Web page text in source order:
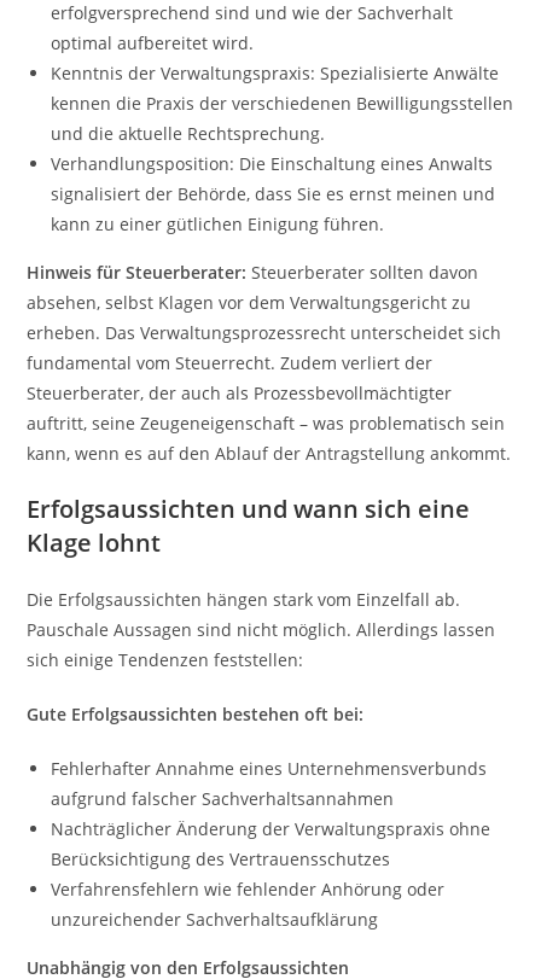
erfolgversprechend sind und wie der Sachverhalt
optimal aufbereitet wird.
Kenntnis der Verwaltungspraxis: Spezialisierte Anwälte
kennen die Praxis der verschiedenen Bewilligungsstellen
und die aktuelle Rechtsprechung.
Verhandlungsposition: Die Einschaltung eines Anwalts
signalisiert der Behörde, dass Sie es ernst meinen und
kann zu einer gütlichen Einigung führen.
Hinweis für Steuerberater:Steuerberater sollten davon
absehen, selbst Klagen vor dem Verwaltungsgericht zu
erheben. Das Verwaltungsprozessrecht unterscheidet sich
fundamental vom Steuerrecht. Zudem verliert der
Steuerberater, der auch als Prozessbevollmächtigter
auftritt, seine Zeugeneigenschaft – was problematisch sein
kann, wenn es auf den Ablauf der Antragstellung ankommt.
Erfolgsaussichten und wann sich eine
Klage lohnt
Die Erfolgsaussichten hängen stark vom Einzelfall ab.
Pauschale Aussagen sind nicht möglich. Allerdings lassen
sich einige Tendenzen feststellen:
Gute Erfolgsaussichten bestehen oft bei:
Fehlerhafter Annahme eines Unternehmensverbunds
aufgrund falscher Sachverhaltsannahmen
Nachträglicher Änderung der Verwaltungspraxis ohne
Berücksichtigung des Vertrauensschutzes
Verfahrensfehlern wie fehlender Anhörung oder
unzureichender Sachverhaltsaufklärung
Unabhängig von den Erfolgsaussichten